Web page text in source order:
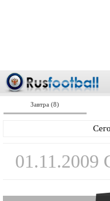
Завтра (8)
01.11.2009